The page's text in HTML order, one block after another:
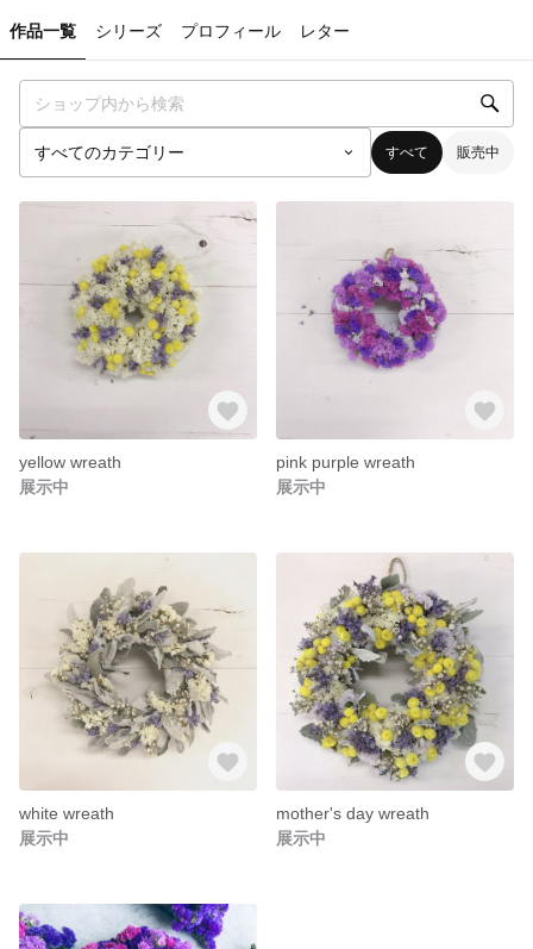
作品一覧 シリーズ プロフィール レター
すべて 販売中
yellow wreath
展示中
pink purple wreath
展示中
white wreath
展示中
mother's day wreath
展示中